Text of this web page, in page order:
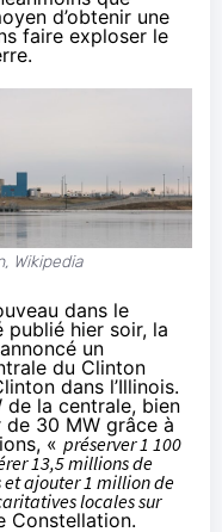
d’obtenir une
faire exploser le
, Wikipedia
dans le
publié hier soir, la
un
du Clinton
dans l’Illinois.
de la centrale, bien
30 MW grâce à
« préserver 1 100
13,5 millions de
et ajouter 1 million de
locales sur
Constellation.